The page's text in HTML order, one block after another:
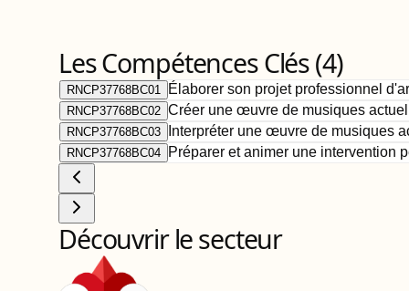
Les Compétences Clés (4)
RNCP37768BC01 Élaborer son projet professionnel
RNCP37768BC02 Créer une œuvre de musiques
RNCP37768BC03 Interpréter une œuvre de musiques
RNCP37768BC04 Préparer et animer une intervention
Découvrir le secteur